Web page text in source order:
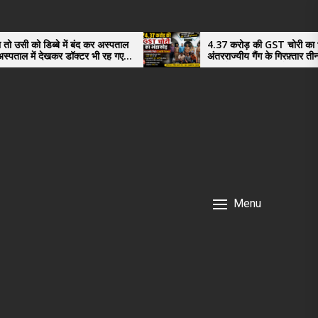
गए
4.37 करोड़ की GST चोरी का भंडाफोड़,
अंतरराज्यीय गैंग के गिरफ़्तार तीनो आरोपी ऊधमसिंह
नगर के, साइबर ठगी छोड़ अपनाया नया तरी
Menu